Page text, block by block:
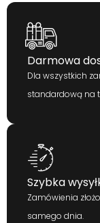
Darmowa
Dla wszystkich
standardową na
Szybka
Zamówienia
samego dnia.